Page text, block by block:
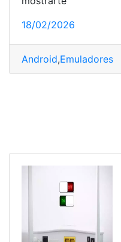
18/02/2026
Android,Emuladores